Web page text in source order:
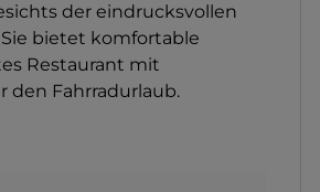
der eindrucksvollen
Sie bietet komfortable
Restaurant mit
den Fahrradurlaub.